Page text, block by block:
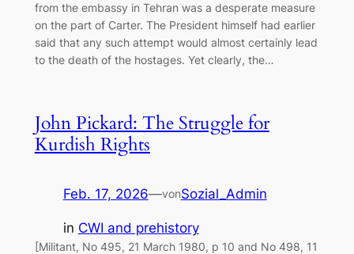
from the embassy in Tehran was a desperate measure
on the part of Carter. The President himself had earlier
said that any such attempt would almost certainly lead
to the death of the hostages. Yet clearly, the…
John Pickard: The Struggle for
Kurdish Rights
Feb. 17, 2026—vonSozial_Admin
in CWI and prehistory
[Militant, No 495, 21 March 1980, p 10 and No 498, 11